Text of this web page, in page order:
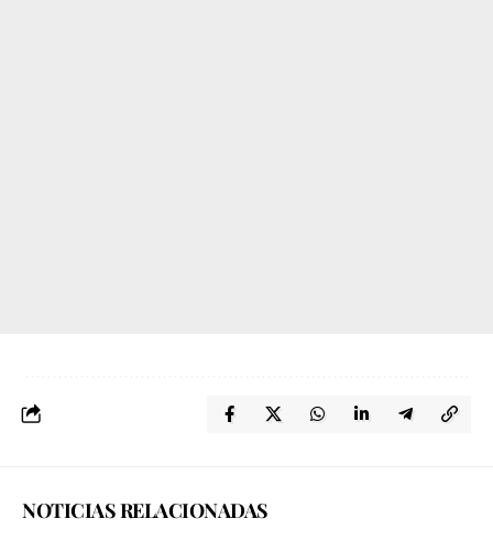
NOTICIAS RELACIONADAS